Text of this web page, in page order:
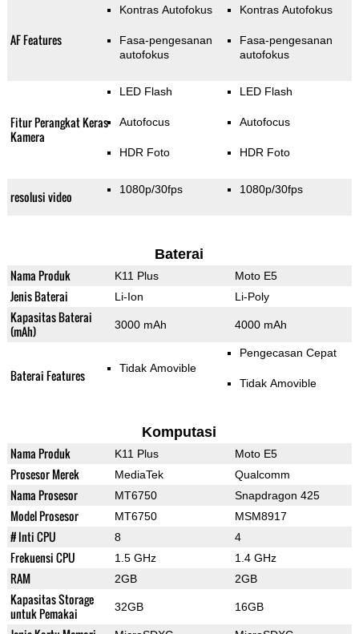
AF Features
Kontras Autofokus
Fasa-pengesanan
autofokus
Kontras Autofokus
Fasa-pengesanan
autofokus
Fitur Perangkat Keras
Kamera
LED Flash
Autofocus
HDR Foto
LED Flash
Autofocus
HDR Foto
resolusi video 1080p/30fps 1080p/30fps
Baterai
Nama Produk K11 Plus Moto E5
Jenis Baterai Li-Ion Li-Poly
Kapasitas Baterai
(mAh)
3000 mAh 4000 mAh
Baterai Features Tidak Amovible
Pengecasan Cepat
Tidak Amovible
Komputasi
Nama Produk K11 Plus Moto E5
Prosesor Merek MediaTek Qualcomm
Nama Prosesor MT6750 Snapdragon 425
Model Prosesor MT6750 MSM8917
# Inti CPU 8 4
Frekuensi CPU 1.5 GHz 1.4 GHz
RAM 2GB 2GB
Kapasitas Storage
untuk Pemakai
32GB 16GB